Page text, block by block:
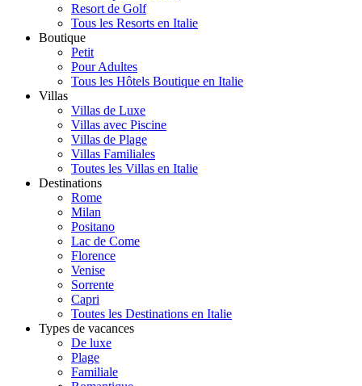
Resort de Golf
Tous les Resorts en Italie
Boutique
Petit
Pour Adultes
Tous les Hôtels Boutique en Italie
Villas
Villas de Luxe
Villas avec Piscine
Villas de Plage
Villas Familiales
Toutes les Villas en Italie
Destinations
Rome
Milan
Positano
Lac de Come
Florence
Venise
Sorrente
Capri
Toutes les Destinations en Italie
Types de vacances
De luxe
Plage
Familiale